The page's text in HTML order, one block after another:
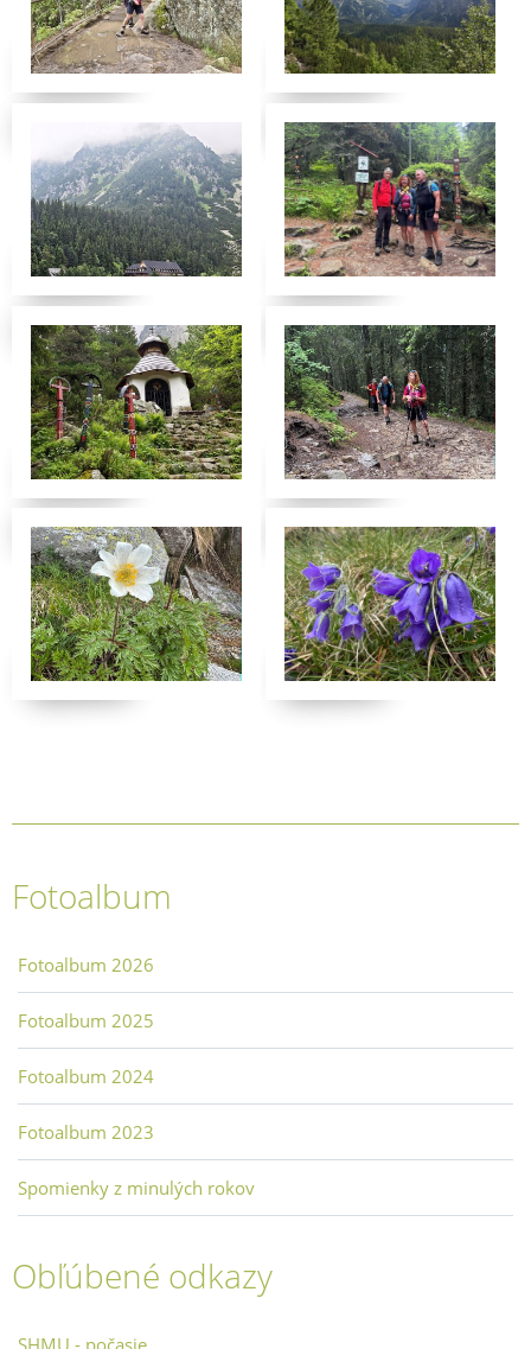
Fotoalbum
Fotoalbum 2026
Fotoalbum 2025
Fotoalbum 2024
Fotoalbum 2023
Spomienky z minulých rokov
Obľúbené odkazy
SHMU - počasie